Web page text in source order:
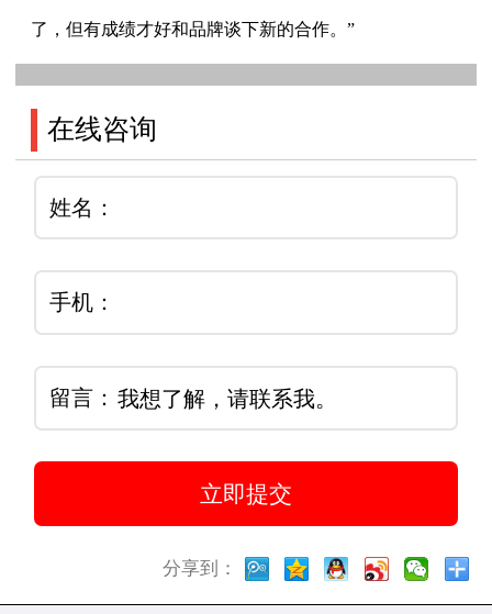
了，但有成绩才好和品牌谈下新的合作。”
在线咨询
姓名：
手机：
留言：
分享到：